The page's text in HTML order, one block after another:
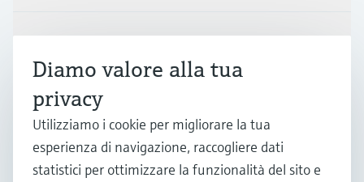
Industrie
Supporta
La società
Diamo valore alla tua
privacy
Utilizziamo i cookie per migliorare la tua
esperienza di navigazione, raccogliere dati
statistici per ottimizzare la funzionalità del sito e